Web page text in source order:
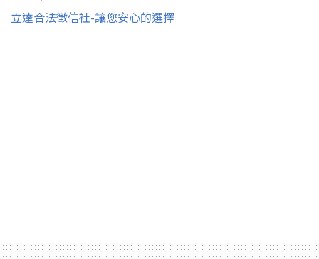
立達合法徵信社-讓您安心的選擇